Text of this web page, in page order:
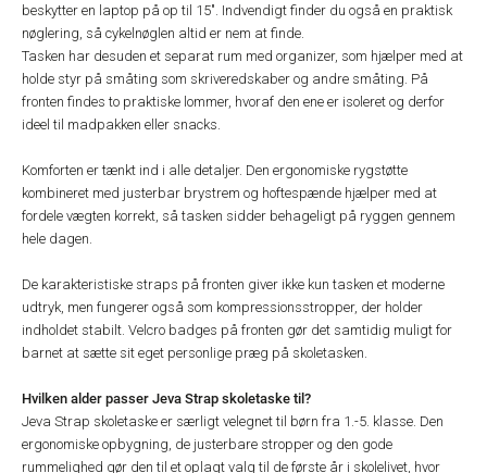
beskytter en laptop på op til 15". Indvendigt finder du også en praktisk
nøglering, så cykelnøglen altid er nem at finde.
Tasken har desuden et separat rum med organizer, som hjælper med at
holde styr på småting som skriveredskaber og andre småting. På
fronten findes to praktiske lommer, hvoraf den ene er isoleret og derfor
ideel til madpakken eller snacks.
Komforten er tænkt ind i alle detaljer. Den ergonomiske rygstøtte
kombineret med justerbar brystrem og hoftespænde hjælper med at
fordele vægten korrekt, så tasken sidder behageligt på ryggen gennem
hele dagen.
De karakteristiske straps på fronten giver ikke kun tasken et moderne
udtryk, men fungerer også som kompressionsstropper, der holder
indholdet stabilt. Velcro badges på fronten gør det samtidig muligt for
barnet at sætte sit eget personlige præg på skoletasken.
Hvilken alder passer Jeva Strap skoletaske til?
Jeva Strap skoletaske er særligt velegnet til børn fra 1.-5. klasse. Den
ergonomiske opbygning, de justerbare stropper og den gode
rummelighed gør den til et oplagt valg til de første år i skolelivet, hvor